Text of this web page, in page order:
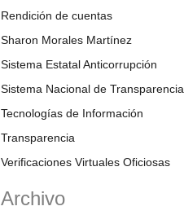
Rendición de cuentas
Sharon Morales Martínez
Sistema Estatal Anticorrupción
Sistema Nacional de Transparencia
Tecnologías de Información
Transparencia
Verificaciones Virtuales Oficiosas
Archivo